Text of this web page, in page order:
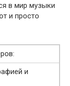
в мир музыки
и просто
и